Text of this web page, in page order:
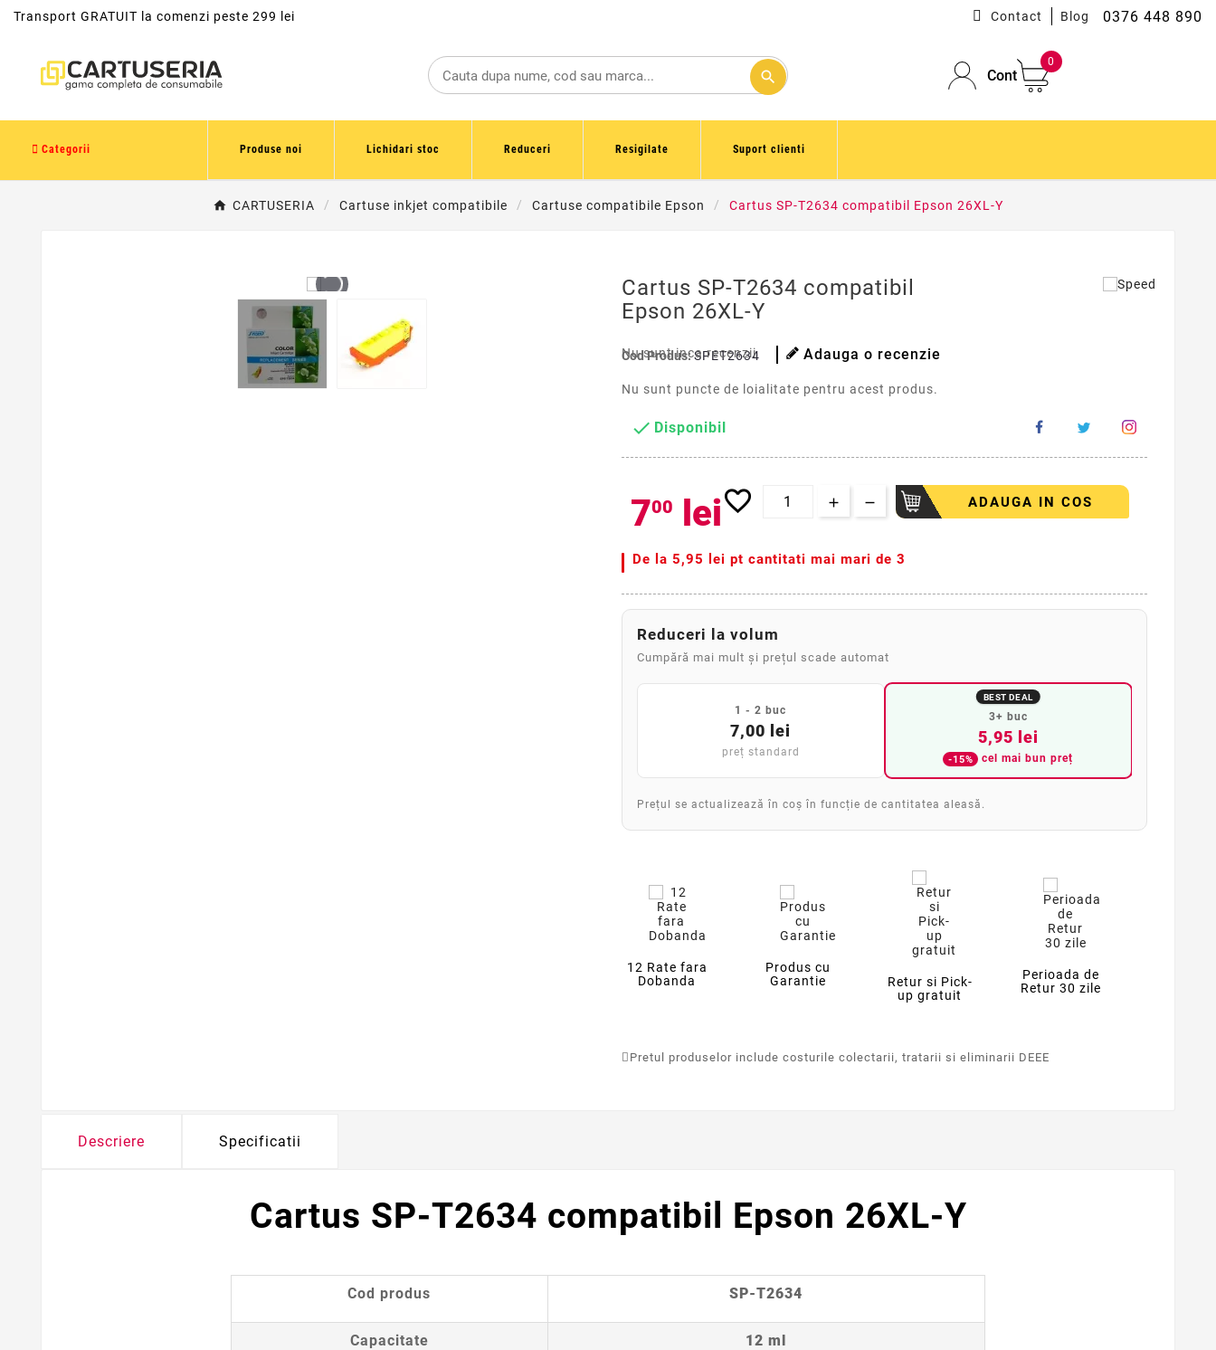
0376 448 890
Transport GRATUIT la comenzi peste 299 lei Contact Blog
search Cont
0
Categorii Produse noi Lichidari stoc Reduceri Resigilate Suport clienti
CARTUSERIA Cartuse inkjet compatibile Cartuse compatibile Epson Cartus SP-T2634 compatibil Epson 26XL-Y
Cartus SP-T2634 compatibil
Epson 26XL-Y
Cod Produs:SPET2634
Nu sunt inca recenzii Adauga o recenzie
Nu sunt puncte de loialitate pentru acest produs.
 Disponibil
700 leifavorite_border ADAUGA IN COS
De la 5,95 lei pt cantitati mai mari de 3
Reduceri la volum
Cumpără mai mult și prețul scade automat
1 - 2 buc
7,00 lei
preț standard
BEST DEAL
3+ buc
5,95 lei
-15% cel mai bun preț
Prețul se actualizează în coș în funcție de cantitatea aleasă.
12 Rate fara
Dobanda
Produs cu
Garantie
Retur si Pick-
up gratuit
Perioada de
Retur 30 zile
Pretul produselor include costurile colectarii, tratarii si eliminarii DEEE
Descriere Specificatii
Cartus SP-T2634 compatibil Epson 26XL-Y
Cod produs SP-T2634
Capacitate 12 ml